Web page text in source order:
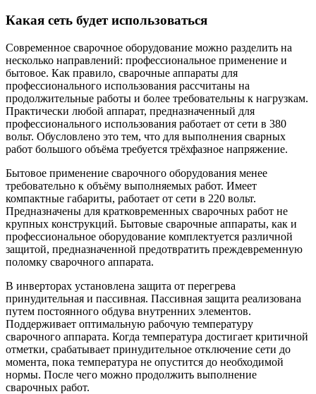
Какая сеть будет использоваться
Современное сварочное оборудование можно разделить на
несколько направлений: профессиональное применение и
бытовое. Как правило, сварочные аппараты для
профессионального использования рассчитаны на
продолжительные работы и более требовательны к нагрузкам.
Практически любой аппарат, предназначенный для
профессионального использования работает от сети в 380
вольт. Обусловлено это тем, что для выполнения сварных
работ большого объёма требуется трёхфазное напряжение.
Бытовое применение сварочного оборудования менее
требовательно к объёму выполняемых работ. Имеет
компактные габариты, работает от сети в 220 вольт.
Предназначены для кратковременных сварочных работ не
крупных конструкций. Бытовые сварочные аппараты, как и
профессиональное оборудование комплектуется различной
защитой, предназначенной предотвратить преждевременную
поломку сварочного аппарата.
В инверторах установлена защита от перегрева
принудительная и пассивная. Пассивная защита реализована
путем постоянного обдува внутренних элементов.
Поддерживает оптимальную рабочую температуру
сварочного аппарата. Когда температура достигает критичной
отметки, срабатывает принудительное отключение сети до
момента, пока температура не опустится до необходимой
нормы. После чего можно продолжить выполнение
сварочных работ.